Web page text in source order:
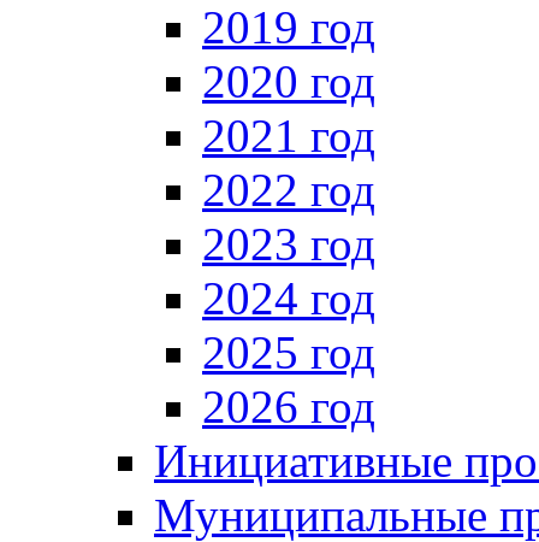
2019 год
2020 год
2021 год
2022 год
2023 год
2024 год
2025 год
2026 год
Инициативные
Муниципальные